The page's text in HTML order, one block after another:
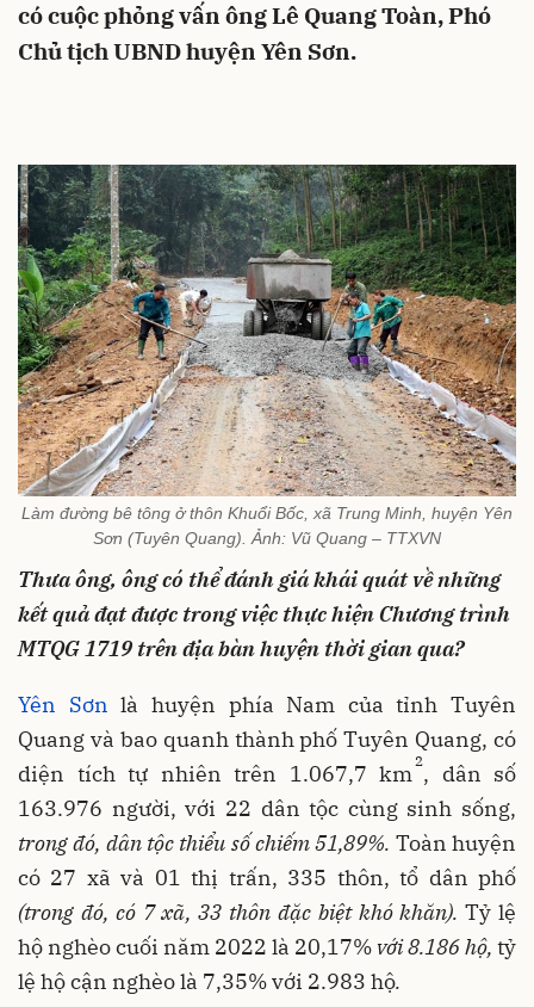
có cuộc phỏng vấn ông Lê Quang Toàn, Phó
Chủ tịch UBND huyện Yên Sơn.
Làm đường bê tông ở thôn Khuổi Bốc, xã Trung Minh, huyện Yên
Sơn (Tuyên Quang). Ảnh: Vũ Quang – TTXVN
Thưa ông, ông có thể đánh giá khái quát về những
kết quả đạt được trong việc thực hiện Chương trình
MTQG 1719 trên địa bàn huyện thời gian qua?
Yên Sơn là huyện phía Nam của tỉnh Tuyên
Quang và bao quanh thành phố Tuyên Quang, có
diện tích tự nhiên trên 1.067,7 km2, dân số
163.976 người, với 22 dân tộc cùng sinh sống,
trong đó, dân tộc thiểu số chiếm 51,89%. Toàn huyện
có 27 xã và 01 thị trấn, 335 thôn, tổ dân phố
(trong đó, có 7 xã, 33 thôn đặc biệt khó khăn).Tỷ lệ
hộ nghèo cuối năm 2022 là 20,17%với 8.186 hộ, tỷ
lệ hộ cận nghèo là 7,35% với 2.983 hộ.